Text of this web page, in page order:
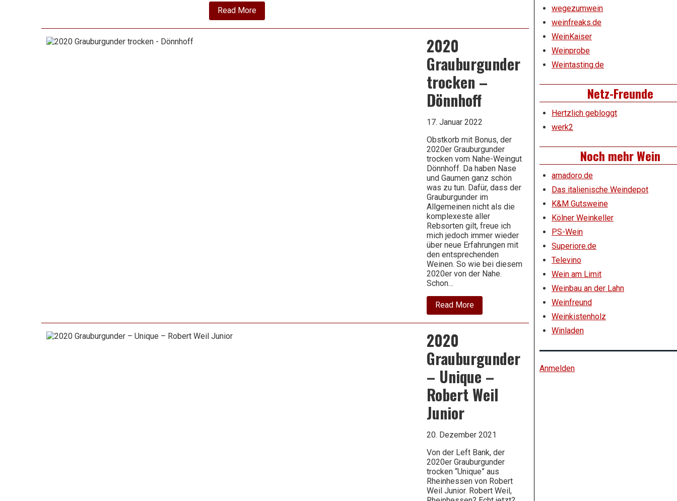
Read Moreabout
2019
Casillero
2020
Grauburgunder
trocken –
Dönnhoff
17. Januar 2022
Obstkorb mit Bonus, der
2020er Grauburgunder
trocken vom Nahe-Weingut
Dönnhoff. Da haben Nase
und Gaumen ganz schön
was zu tun. Dafür, dass der
Grauburgunder im
Allgemeinen nicht als die
komplexeste aller
Rebsorten gilt, freue ich
mich jedoch immer wieder
über neue Erfahrungen mit
den entsprechenden
Weinen. So wie bei diesem
2020er von der Nahe.
Schon…
Read Moreabout
2020
Grauburgunder
2020
Grauburgunder
– Unique –
Robert Weil
Junior
20. Dezember 2021
Von der Left Bank, der
2020er Grauburgunder
trocken “Unique” aus
Rheinhessen von Robert
Weil Junior. Robert Weil,
wegezumwein
weinfreaks.de
WeinKaiser
Weinprobe
Weintasting.de
Netz-Freunde
Hertzlich gebloggt
werk2
Noch mehr Wein
amadoro.de
Das italienische Weindepot
K&M Gutsweine
Kölner Weinkeller
PS-Wein
Superiore.de
Televino
Wein am Limit
Weinbau an der Lahn
Weinfreund
Weinkistenholz
Winladen
Anmelden